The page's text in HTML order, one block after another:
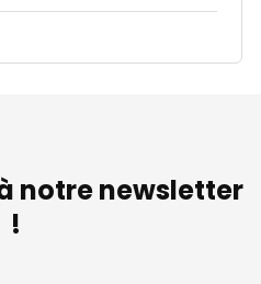
notre newsletter
!